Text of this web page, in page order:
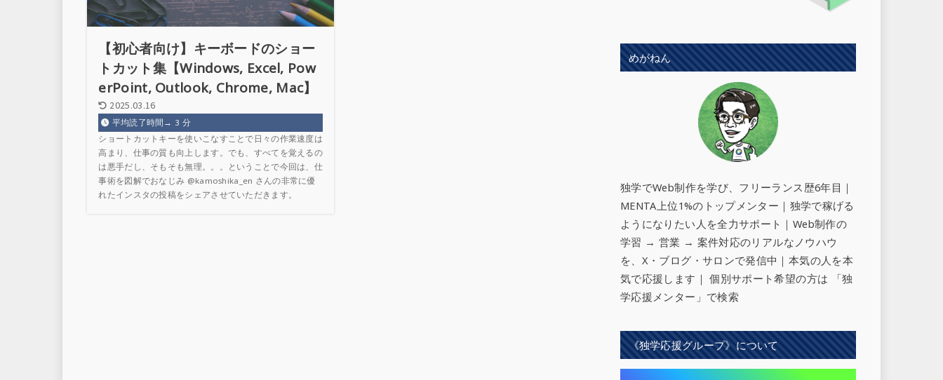
【初心者向け】キーボードのショー
トカット集【Windows, Excel, Pow
erPoint, Outlook, Chrome, Mac】
2025.03.16
平均読了時間→ 3 分
ショートカットキーを使いこなすことで日々の作業速度は
高まり、仕事の質も向上します。でも、すべてを覚えるの
は悪手だし、そもそも無理。。。ということで今回は、仕
事術を図解でおなじみ @kamoshika_en さんの非常に優
れたインスタの投稿をシェアさせていただきます。
めがねん
独学でWeb制作を学び、フリーランス歴6年目｜
MENTA上位1%のトップメンター｜独学で稼げる
ようになりたい人を全力サポート ｜Web制作の
学習 → 営業 → 案件対応のリアルなノウハウ
を、X・ブログ・サロンで発信中｜本気の人を本
気で応援します｜ 個別サポート希望の方は 「独
学応援メンター」で検索
《独学応援グループ》について